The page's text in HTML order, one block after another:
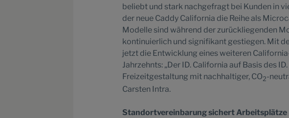
beliebt und stark nachgefragt bei Kunden in
der neue Caddy California die Reihe als
Modelle sind während der zurückliegenden
kontinuierlich und signifikant gestiegen. Mit
jetzt die Entwicklung eines weiteren
Jahrzehnts: „Der ID. California auf Basis des
Freizeitgestaltung mit nachhaltiger, CO2-
Carsten Intra.
Standortvereinbarung sichert Arbeitsplätze